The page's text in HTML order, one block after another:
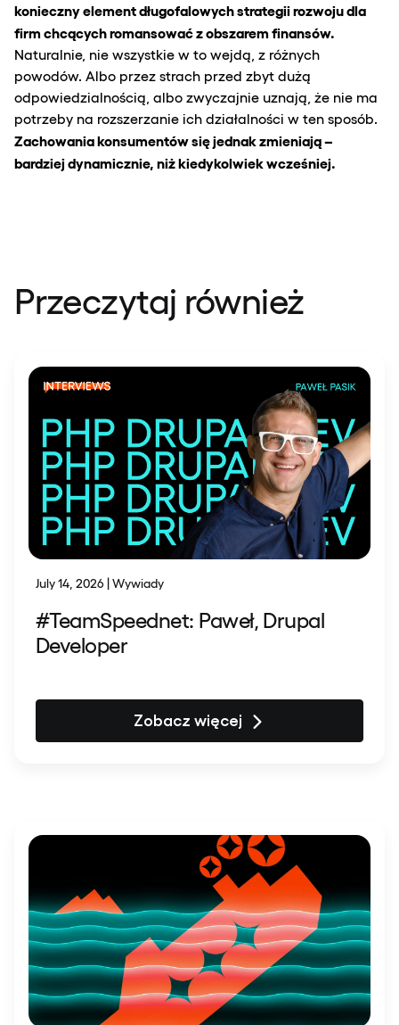
konieczny element długofalowych strategii rozwoju dla
firm chcących romansować z obszarem finansów.
Naturalnie, nie wszystkie w to wejdą, z różnych
powodów. Albo przez strach przed zbyt dużą
odpowiedzialnością, albo zwyczajnie uznają, że nie ma
potrzeby na rozszerzanie ich działalności w ten sposób.
Zachowania konsumentów się jednak zmieniają –
bardziej dynamicznie, niż kiedykolwiek wcześniej.
Przeczytaj również
July 14, 2026 | Wywiady
#TeamSpeednet: Paweł, Drupal
Developer
Zobacz więcej